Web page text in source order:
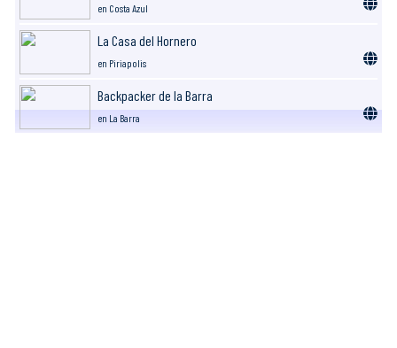
en Costa Azul
La Casa del Hornero
en Piriapolis
Backpacker de la Barra
en La Barra